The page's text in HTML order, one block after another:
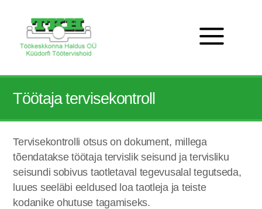
Töötaja tervisekontroll
Tervisekontrolli otsus on dokument, millega
tõendatakse töötaja tervislik seisund ja tervisliku
seisundi sobivus taotletaval tegevusalal tegutseda,
luues seeläbi eeldused loa taotleja ja teiste
kodanike ohutuse tagamiseks.